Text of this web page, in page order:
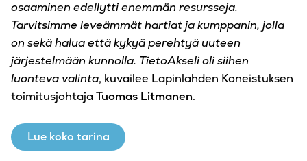
osaaminen edellytti enemmän resursseja.
Tarvitsimme leveämmät hartiat ja kumppanin, jolla
on sekä halua että kykyä perehtyä uuteen
järjestelmään kunnolla. TietoAkseli oli siihen
luonteva valinta, kuvailee Lapinlahden Koneistuksen
toimitusjohtajaTuomas Litmanen.
Lue koko tarina